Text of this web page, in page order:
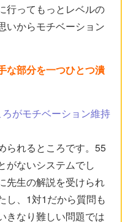
行ってもっとレベルの
いからモチベーション
な部分を一つひとつ潰
がモチベーション維持
られるところです。55
がないシステムでし
先生の解説を受けられ
し、1対1だから質問も
きなり難しい問題では